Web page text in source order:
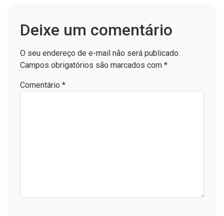
Deixe um comentário
O seu endereço de e-mail não será publicado.
Campos obrigatórios são marcados com *
Comentário *